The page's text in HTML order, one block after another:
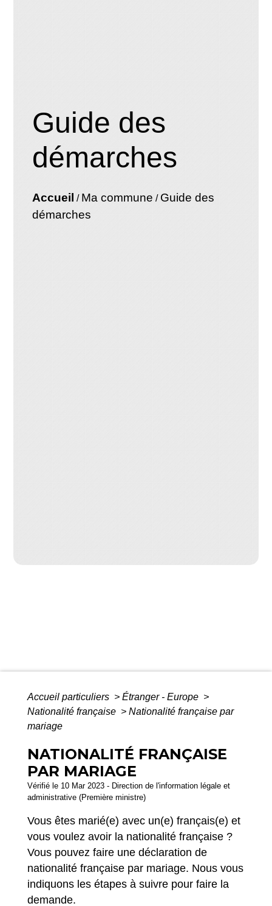
Guide des
démarches
Accueil / Ma commune / Guide des
démarches
Accueil particuliers > Étranger - Europe >
Nationalité française > Nationalité française par
mariage
NATIONALITÉ FRANÇAISE
PAR MARIAGE
Vérifié le 10 Mar 2023 - Direction de l'information légale et
administrative (Première ministre)
Vous êtes marié(e) avec un(e) français(e) et
vous voulez avoir la nationalité française ?
Vous pouvez faire une déclaration de
nationalité française par mariage. Nous vous
indiquons les étapes à suivre pour faire la
demande.